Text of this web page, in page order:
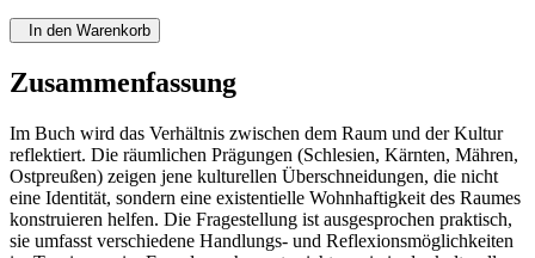
In den Warenkorb
Zusammenfassung
Im Buch wird das Verhältnis zwischen dem Raum und der Kultur
reflektiert. Die räumlichen Prägungen (Schlesien, Kärnten, Mähren,
Ostpreußen) zeigen jene kulturellen Überschneidungen, die nicht
eine Identität, sondern eine existentielle Wohnhaftigkeit des Raumes
konstruieren helfen. Die Fragestellung ist ausgesprochen praktisch,
sie umfasst verschiedene Handlungs- und Reflexionsmöglichkeiten